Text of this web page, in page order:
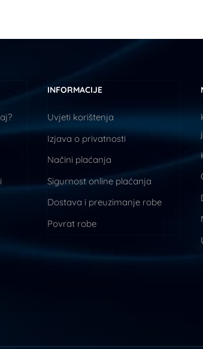
INFORMACIJE
Uvjeti korištenja
Izjava o privatnosti
Načini plaćanja
Sigurnost online plaćanja
Dostava i preuzimanje robe
Povrat robe